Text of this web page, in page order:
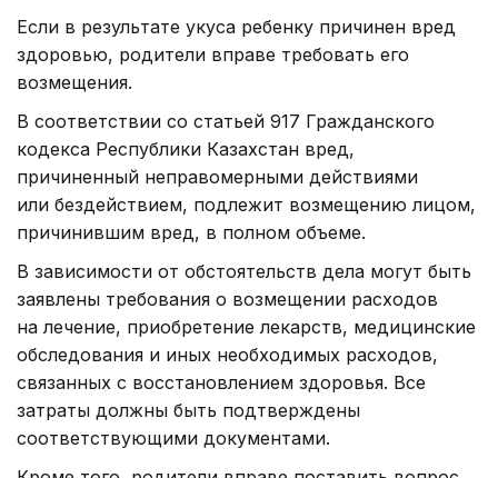
Если в результате укуса ребенку причинен вред
здоровью, родители вправе требовать его
возмещения.
В соответствии со статьей 917 Гражданского
кодекса Республики Казахстан вред,
причиненный неправомерными действиями
или бездействием, подлежит возмещению лицом,
причинившим вред, в полном объеме.
В зависимости от обстоятельств дела могут быть
заявлены требования о возмещении расходов
на лечение, приобретение лекарств, медицинские
обследования и иных необходимых расходов,
связанных с восстановлением здоровья. Все
затраты должны быть подтверждены
соответствующими документами.